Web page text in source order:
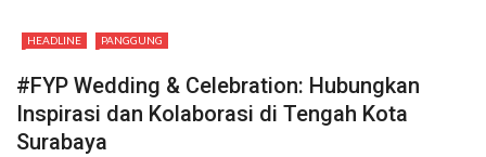
Dimulai dari Dapur Rumah
Nahkoda Baru PDAM Surya Sembada Langsung
Dihadapkan Misi Berat, Perbaiki Layanan hingga Kinerja
HEADLINE PANGGUNG
#FYP Wedding & Celebration: Hubungkan
Inspirasi dan Kolaborasi di Tengah Kota
Surabaya